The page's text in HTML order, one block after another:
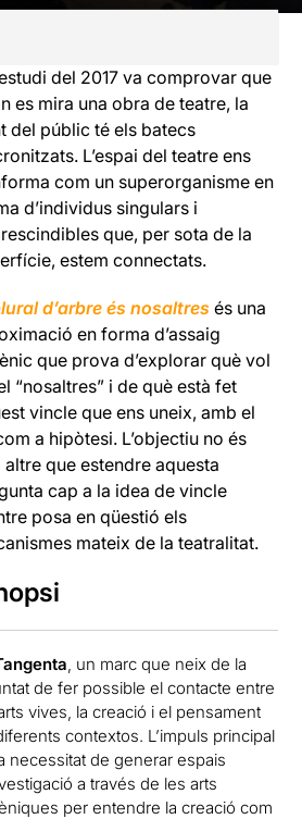
del 2017 va comprovar que
es mira una obra de teatre, la
del públic té els batecs
L’espai del teatre ens
com un superorganisme en
d’individus singulars i
que, per sota de la
estem connectats.
d’arbre és nosaltres és una
en forma d’assaig
que prova d’explorar què vol
“nosaltres” i de què està fet
vincle que ens uneix, amb el
a hipòtesi. L’objectiu no és
altre que estendre aquesta
cap a la idea de vincle
posa en qüestió els
mateix de la teatralitat.
, un marc que neix de la
de fer possible el contacte entre
vives, la creació i el pensament
contextos. L’impuls principal
necessitat de generar espais
a través de les arts
per entendre la creació com